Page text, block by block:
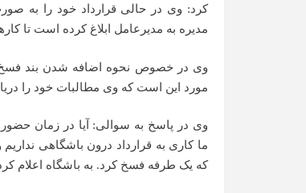
کرد: وی در حالی قرارداد خود را به
مدیره به مدیرعامل ابلاغ کرده است تا
وی در خصوص نحوه اضافه شدن بند فسخ به
مورد این است که وی مطالبات خود را
وی در پاسخ به سوالی: آیا در زمان
ما کاری به قرارداد درون باشگاهی
که یک طرفه فسخ کرد. به باشگاه اعلام